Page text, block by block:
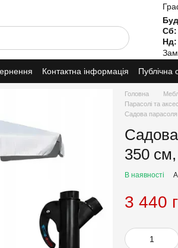
Сб:
Нд:
Контактна інформація Публічна
Головна
Парасолі та
Садова парасоля
350 см,
В наявності
3 440